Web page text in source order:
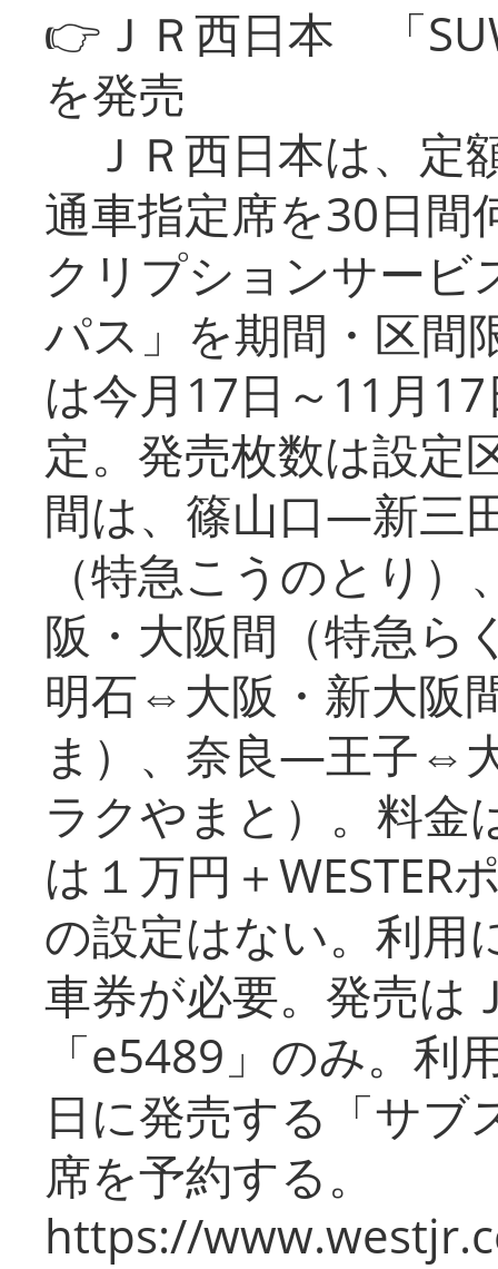
👉ＪＲ西日本 「
を発売
ＪＲ西日本は、定
通車指定席を30日間
クリプションサービ
パス」を期間・区間
は今月17日～11月
定。発売枚数は設定
間は、篠山口―新三
（特急こうのとり
阪・大阪間（特急
明石⇔大阪・新大阪
ま）、奈良―王子⇔
ラクやまと）。料金
は１万円＋WESTER
の設定はない。利用
車券が必要。発売は
「e5489」のみ。利
日に発売する「サブ
席を予約する。
https://